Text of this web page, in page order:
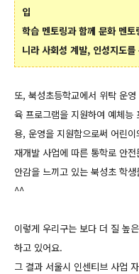
입
학습 멘토링과 함께 문화 멘
니라 사회성 계발, 인성지도
또, 북성초등학교에서 위탁 운
육 프로그램을 지원하여 예체능
용, 운영을 지원함으로써 어린
재개발 사업에 따른 통학로 안
안감을 느끼고 있는 북성초 학
^^
이렇게 우리구는 보다 더 질 높
하고 있어요.
그 결과 서울시 인센티브 사업